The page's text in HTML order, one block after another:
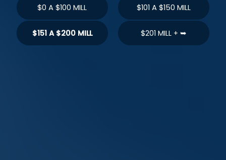
$0 A $100 MILL $101 A $150 MILL
$151 A $200 MILL $201 MILL + ➥